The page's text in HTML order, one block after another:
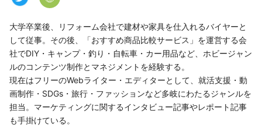
大学卒業後、リフォーム会社で建材や家具を仕入れるバイヤーと
して従事。その後、「おすすめ商品比較サービス」を運営する会
社でDIY・キャンプ・釣り・自転車・カー用品など、ホビージャン
ルのコンテンツ制作とマネジメントを経験する。
現在はフリーのWebライター・エディターとして、就活支援・動
画制作・SDGs・旅行・ファッションなど多岐にわたるジャンルを
担当。マーケティングに関するインタビュー記事やレポート記事
も手掛けている。